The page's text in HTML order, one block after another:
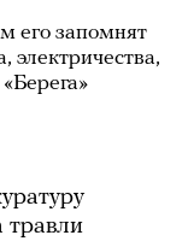
его запомнят
электричества,
травли